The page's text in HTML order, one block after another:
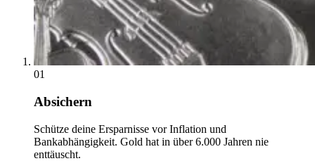
01
Absichern
Schütze deine Ersparnisse vor Inflation und
Bankabhängigkeit. Gold hat in über 6.000 Jahren nie
enttäuscht.